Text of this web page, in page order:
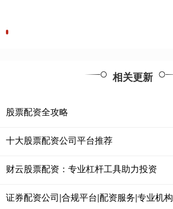
相关更新
股票配资全攻略
十大股票配资公司平台推荐
财云股票配资：专业杠杆工具助力投资
证券配资公司|合规平台|配资服务|专业机构